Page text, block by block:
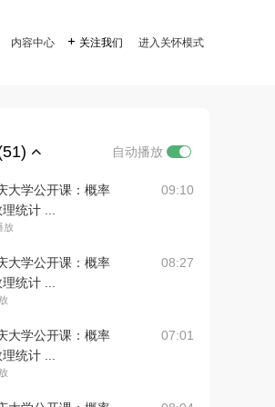
内容中心  关注我们 进入关怀模式
自动播放
大学公开课：概率
统计 ...
放
09:10
大学公开课：概率
统计 ...
08:27
大学公开课：概率
统计 ...
07:01